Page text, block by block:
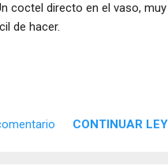
coctel directo en el vaso,
de hacer.
CONTINUAR